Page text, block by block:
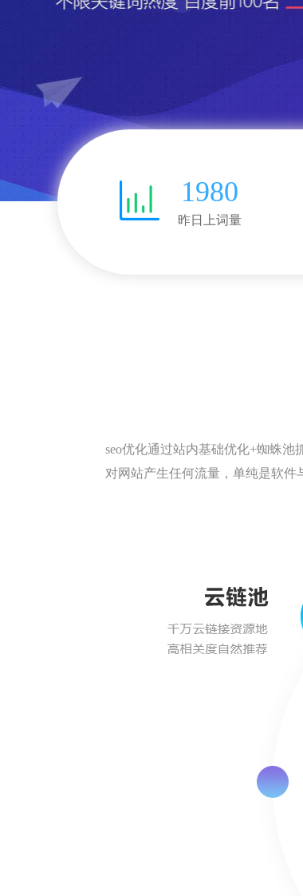
1980
昨日上词量
seo优化通过站内基础优化+蜘蛛
对网站产生任何流量，单纯是软件